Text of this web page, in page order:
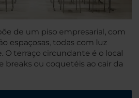
de um piso empresarial, com
espaçosas, todas com luz
O terraço circundante é o local
breaks ou coquetéis ao cair da